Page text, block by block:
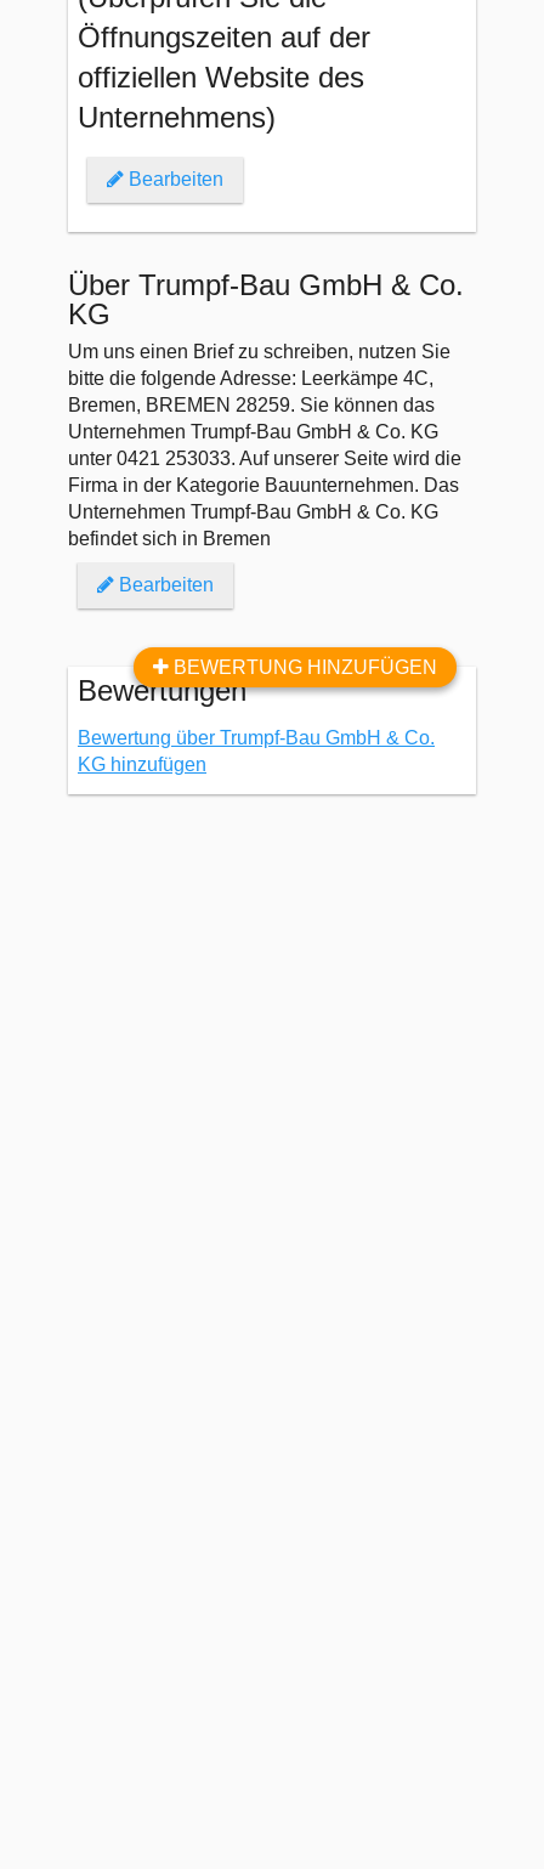
Öffnungszeiten auf der
offiziellen Website des
Unternehmens)
Bearbeiten
Über Trumpf-Bau GmbH & Co.
KG
Um uns einen Brief zu schreiben, nutzen Sie
bitte die folgende Adresse: Leerkämpe 4C,
Bremen, BREMEN 28259. Sie können das
Unternehmen Trumpf-Bau GmbH & Co. KG
unter 0421 253033. Auf unserer Seite wird die
Firma in der Kategorie Bauunternehmen. Das
Unternehmen Trumpf-Bau GmbH & Co. KG
befindet sich in Bremen
Bearbeiten
BEWERTUNG HINZUFÜGEN
Bewertungen
Bewertung über Trumpf-Bau GmbH & Co.
KG hinzufügen